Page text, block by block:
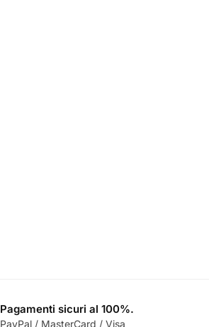
Pagamenti sicuri al 100%.
PayPal / MasterCard / Visa